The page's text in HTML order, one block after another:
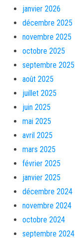
janvier 2026
décembre 2025
novembre 2025
octobre 2025
septembre 2025
août 2025
juillet 2025
juin 2025
mai 2025
avril 2025
mars 2025
février 2025
janvier 2025
décembre 2024
novembre 2024
octobre 2024
septembre 2024